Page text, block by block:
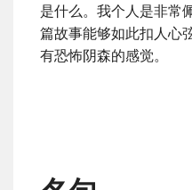
是什么。我个人是非常
篇故事能够如此扣人心
有恐怖阴森的感觉。